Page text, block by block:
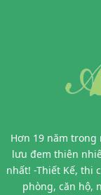
Hơn 19 năm trong
lưu đem thiên
nhất! -Thiết Kế, thi
phòng, căn hộ,